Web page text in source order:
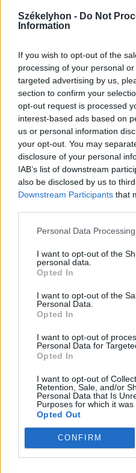
Székelyhon - Do Not
Information
If you wish to opt-out of the
processing of your personal
targeted advertising by us,
section to confirm your
opt-out request is processed
interest-based ads based on
us or personal information
your opt-out. You may
disclosure of your personal
IAB’s list of downstream
also be disclosed by us to
Downstream Participants that
Personal Data
I want to opt-out of the
personal data.
Opted In
I want to opt-out of the
Personal Data.
Opted In
I want to opt-out of
Personal Data for
Opted In
I want to opt-out of
Retention, Sale, and/or
Personal Data that Is
Purposes for which it was
Opted Out
CONFIRM
Hetek óta
üzemanyagok
Ismét
államkötvények,
százalékos